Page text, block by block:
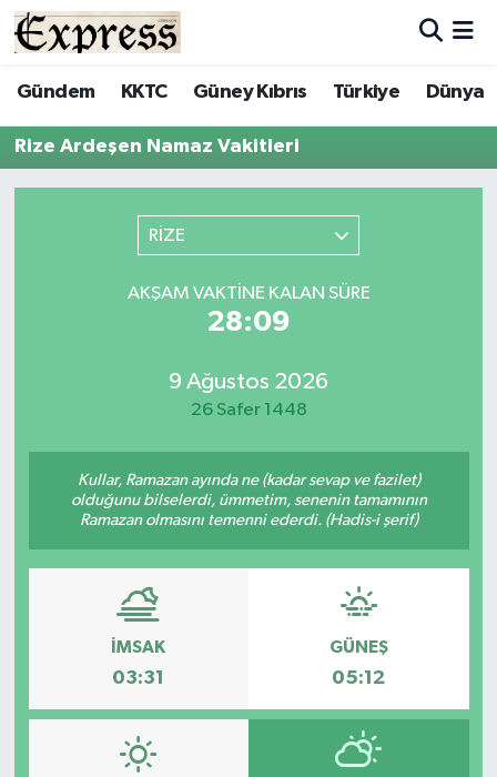
Gündem KKTC Güney Kıbrıs Türkiye Dünya
Rize Ardeşen Namaz Vakitleri
RİZE
AKŞAM VAKTINE KALAN SÜRE
28:09
9 Ağustos 2026
26 Safer 1448
Kullar, Ramazan ayında ne (kadar sevap ve fazilet)
olduğunu bilselerdi, ümmetim, senenin tamamının
Ramazan olmasını temenni ederdi. (Hadis-i şerif)
İMSAK
03:31
GÜNEŞ
05:12
ALAYKÖY
ALSANCAK
ÇATALKÖY
ENGLISH
GAZİMAĞUSA
GİRNE
GÜNDEM
GÜNEY KIBRIS
Hava Durumu
Trafik Durumu
Tüm Manşetler
Son Dakika Haberleri